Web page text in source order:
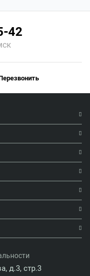
42
д.3, стр.3